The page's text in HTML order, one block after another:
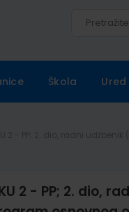
Škola Ured
2 - PP; 2. dio,